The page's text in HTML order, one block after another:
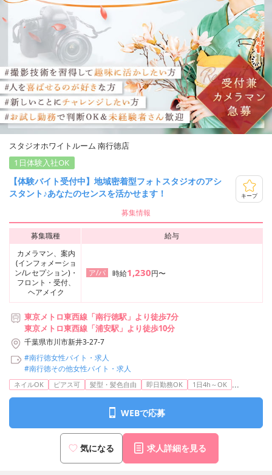
スタジオホワイトルーム 南行徳店
1日体験入社OK
【体験バイト受付中】地域密着型フォトスタジオのアシ
スタント♪あなたのセンスを活かせます！
キープ
募集情報
募集職種
給与
カメラマン、案内
(インフォメーショ
ン/レセプション)・
フロント・受付、
ヘアメイク
ア/パ 時給1,230円〜
東京メトロ東西線「南行徳駅」より徒歩7分
東京メトロ東西線「浦安駅」より徒歩10分
千葉県市川市新井3-27-7
#南行徳女性バイト・求人
#南行徳その他女性バイト・求人
ネイルOK ピアス可 髪型・髪色自由 即日勤務OK 1日4h～OK ...
WEBで応募
気になる 求人詳細を見る